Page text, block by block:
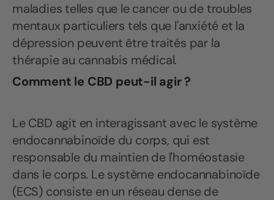
maladies telles que le cancer ou de troubles
mentaux particuliers tels que l'anxiété et la
dépression peuvent être traités par la
thérapie au cannabis médical.
Comment le CBD peut-il agir ?
Le CBD agit en interagissant avec le système
endocannabinoïde du corps, qui est
responsable du maintien de l'homéostasie
dans le corps. Le système endocannabinoïde
(ECS) consiste en un réseau dense de